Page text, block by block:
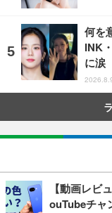
何を
INK
に涙
【動画レビ
ouTubeチャ